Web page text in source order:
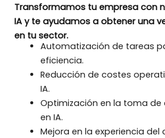
Transformamos tu empresa con
IA y te ayudamos a obtener una
en tu sector.
Automatización de tareas
eficiencia.
Reducción de costes
IA.
Optimización en la toma de
en IA.
Mejora en la experiencia del